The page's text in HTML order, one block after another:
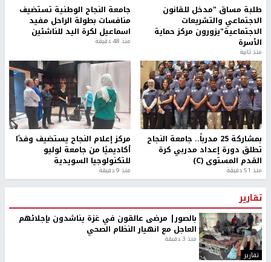
طلبة مساق "مدخل للقانون
الاجتماعي والتشريعات
الاجتماعية"يزورون مركز حماية
الأسرة
منذ ثانية
جامعة النجاح الوطنية تستضيف
منافسات بطولة الراحل مفيد
اسماعيل لكرة اليد للناشئين
منذ 48 دقيقة
بمشاركة 25 مدرباً.. جامعة النجاح
تطلق دورة إعداد مدربي كرة
القدم المستوى (C)
منذ 51 دقيقة
مركز إعلام النجاح يستضيف وفدًا
أكاديميًا من جامعة لوليو
للتكنولوجيا السويدية
منذ 9 دقيقة
تقارير
تقارير
بالصور| مرضى عالقون في غزة يناشدون بإجلائهم
العاجل مع انهيار النظام الصحي
منذ 3 دقيقة